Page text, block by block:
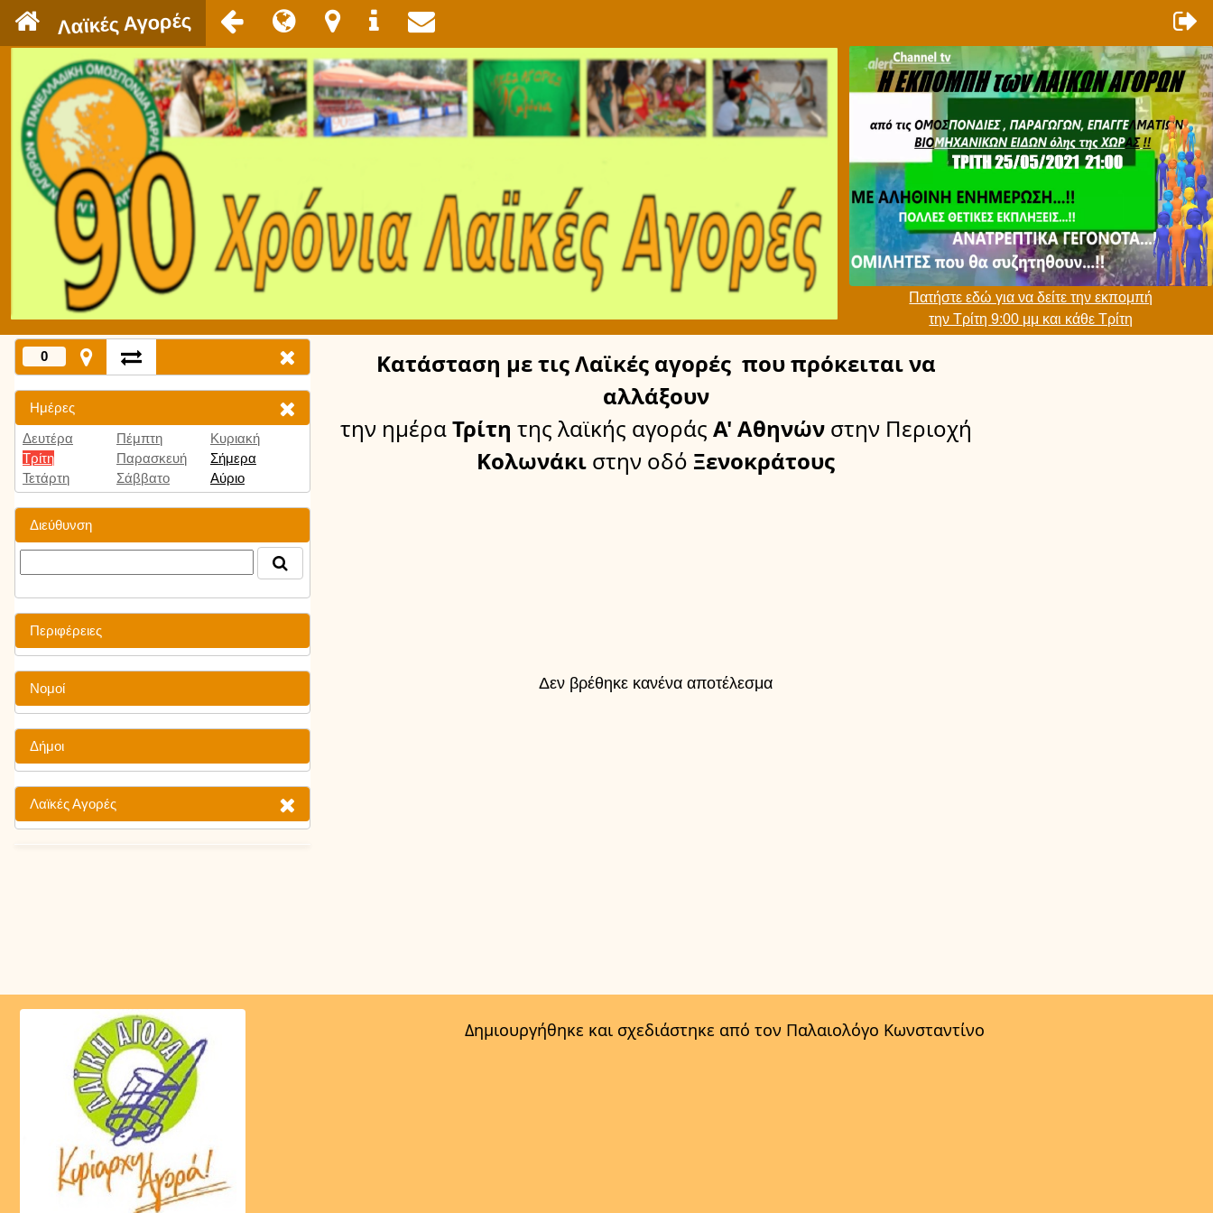
Λαϊκές Αγορές
Πατήστε εδώ για να δείτε την εκπομπή
την Τρίτη 9:00 μμ και κάθε Τρίτη
0
Ημέρες
Δευτέρα
Τρίτη
Τετάρτη
Πέμπτη
Παρασκευή
Σάββατο
Κυριακή
Σήμερα
Αύριο
Διεύθυνση
Περιφέρειες
Νομοί
Δήμοι
Λαϊκές Αγορές
Κατάσταση με τις Λαϊκές αγορές που πρόκειται να
αλλάξουν
την ημέραΤρίτη της λαϊκής αγοράς Α' Αθηνών στην Περιοχή
Κολωνάκι στην οδό Ξενοκράτους
Δεν βρέθηκε κανένα αποτέλεσμα
Δημιουργήθηκε και σχεδιάστηκε από τον Παλαιολόγο Κωνσταντίνο